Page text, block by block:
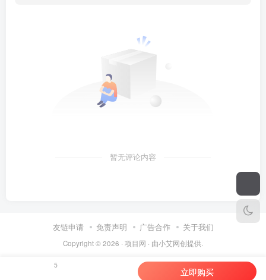
暂无评论内容
友链申请 免责声明 广告合作 关于我们
Copyright © 2026 · 项目网 · 由小艾网创提供.
5
立即购买